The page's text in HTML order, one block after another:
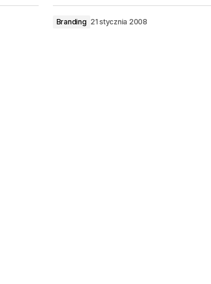
Branding 21 stycznia 2008